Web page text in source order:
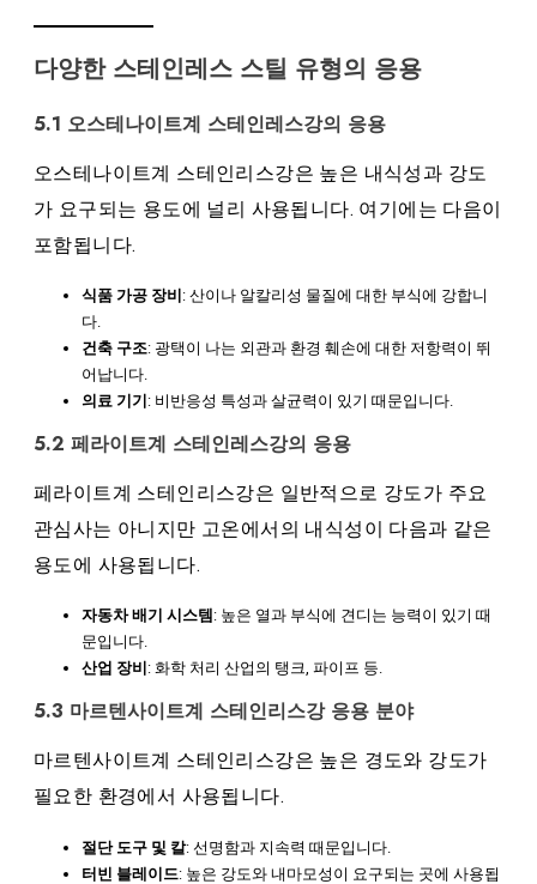
다양한 스테인레스 스틸 유형의 응용
5.1 오스테나이트계 스테인레스강의 응용
오스테나이트계 스테인리스강은 높은 내식성과 강도
가 요구되는 용도에 널리 사용됩니다. 여기에는 다음이
포함됩니다.
식품 가공 장비 : 산이나 알칼리성 물질에 대한 부식에 강합니
다.
건축 구조: 광택이 나는 외관과 환경 훼손에 대한 저항력이 뛰
어납니다.
의료 기기 : 비반응성 특성과 살균력이 있기 때문입니다.
5.2 페라이트계 스테인레스강의 응용
페라이트계 스테인리스강은 일반적으로 강도가 주요
관심사는 아니지만 고온에서의 내식성이 다음과 같은
용도에 사용됩니다.
자동차 배기 시스템 : 높은 열과 부식에 견디는 능력이 있기 때
문입니다.
산업 장비 : 화학 처리 산업의 탱크, 파이프 등.
5.3 마르텐사이트계 스테인리스강 응용 분야
마르텐사이트계 스테인리스강은 높은 경도와 강도가
필요한 환경에서 사용됩니다.
절단 도구 및 칼: 선명함과 지속력 때문입니다.
터빈 블레이드: 높은 강도와 ​​내마모성이 요구되는 곳에 사용됩